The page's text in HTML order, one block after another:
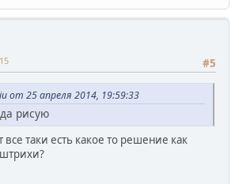
#5
от 25 апреля 2014, 19:59:33
рисую
таки есть какое то решение как